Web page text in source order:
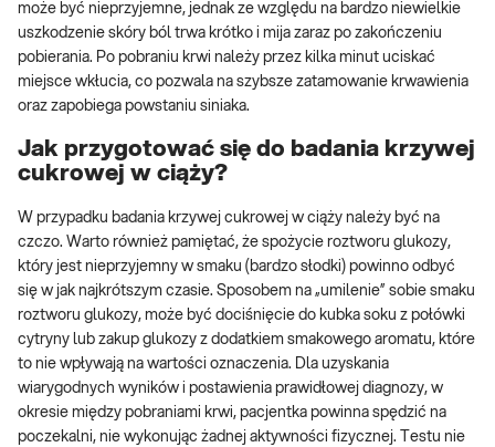
może być nieprzyjemne, jednak ze względu na bardzo niewielkie
uszkodzenie skóry ból trwa krótko i mija zaraz po zakończeniu
pobierania. Po pobraniu krwi należy przez kilka minut uciskać
miejsce wkłucia, co pozwala na szybsze zatamowanie krwawienia
oraz zapobiega powstaniu siniaka.
Jak przygotować się do badania krzywej
cukrowej w ciąży?
W przypadku badania krzywej cukrowej w ciąży należy być na
czczo. Warto również pamiętać, że spożycie roztworu glukozy,
który jest nieprzyjemny w smaku (bardzo słodki) powinno odbyć
się w jak najkrótszym czasie. Sposobem na „umilenie” sobie smaku
roztworu glukozy, może być dociśnięcie do kubka soku z połówki
cytryny lub zakup glukozy z dodatkiem smakowego aromatu, które
to nie wpływają na wartości oznaczenia. Dla uzyskania
wiarygodnych wyników i postawienia prawidłowej diagnozy, w
okresie między pobraniami krwi, pacjentka powinna spędzić na
poczekalni, nie wykonując żadnej aktywności fizycznej. Testu nie